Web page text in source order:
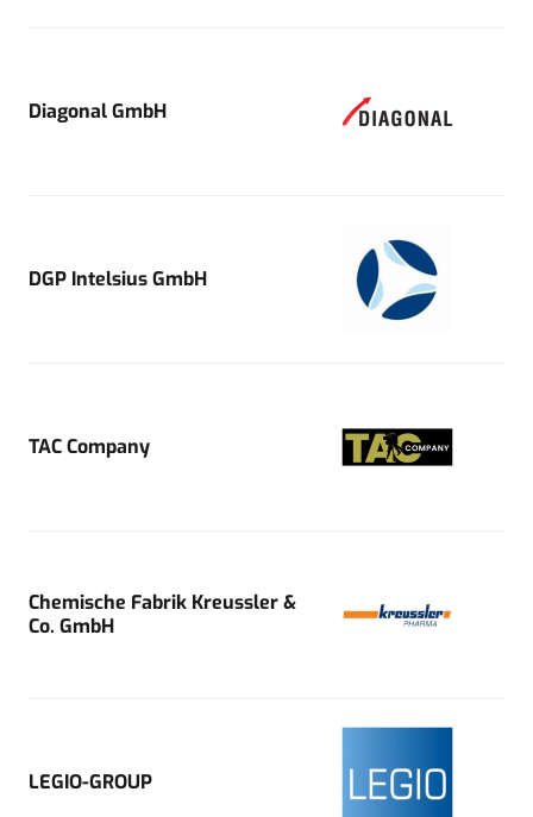
Diagonal GmbH
DGP Intelsius GmbH
TAC Company
Chemische Fabrik Kreussler &
Co. GmbH
LEGIO-GROUP